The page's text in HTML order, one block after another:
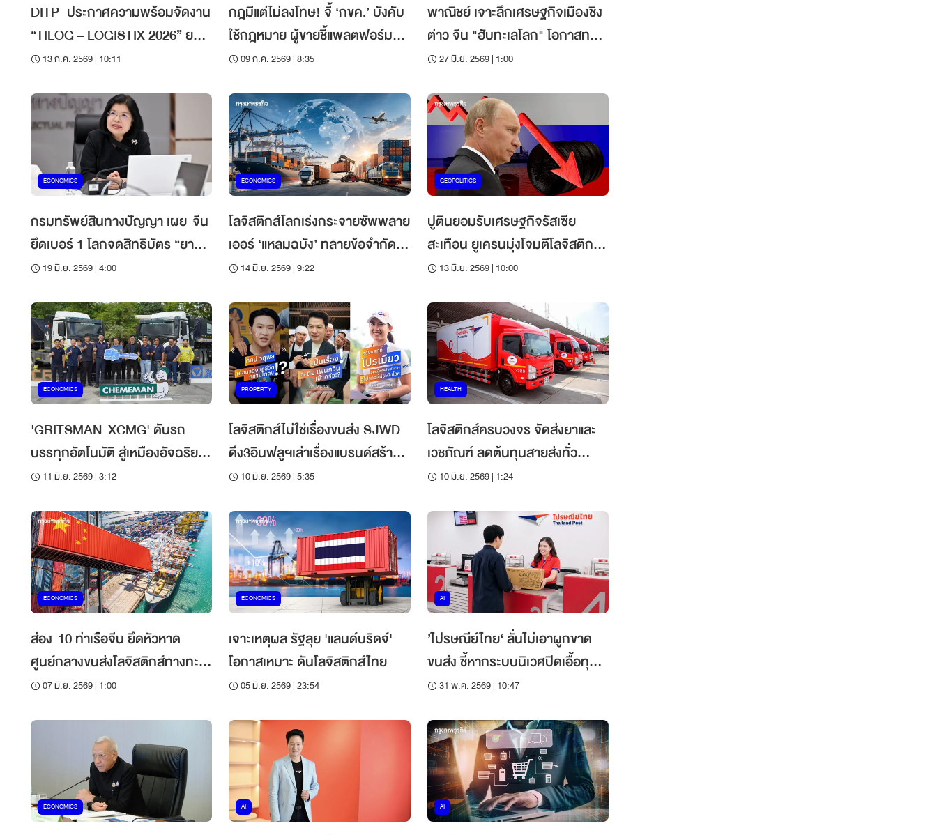
DITP ประกาศความพร้อมจัดงาน
“TILOG – LOGISTIX 2026” ยก
ระดับการขนส่งสินค้าให้ธุรกิจไทย
13 ก.ค. 2569 | 10:11
กฎมีแต่ไม่ลงโทษ! จี้ ‘กขค.’ บังคับ
ใช้กฎหมาย ผู้ขายชี้แพลตฟอร์มยัง
ผูกขาดขนส่ง
09 ก.ค. 2569 | 8:35
พาณิชย์ เจาะลึกเศรษฐกิจเมืองชิง
ต่าว จีน "ฮับทะเลโลก" โอกาสทอง
3 ธุรกิจไทย
27 มิ.ย. 2569 | 1:00
ECONOMICS
กรมทรัพย์สินทางปัญญา เผย จีน
ยึดเบอร์ 1 โลกจดสิทธิบัตร “ยาน
ยนต์ และโลจิสติกส์อัจฉริยะ”
19 มิ.ย. 2569 | 4:00
ECONOMICS
โลจิสติกส์โลกเร่งกระจายซัพพลาย
เออร์ ‘แหลมฉบัง’ ทลายข้อจำกัดสู่
มาตรฐานสากล
14 มิ.ย. 2569 | 9:22
GEOPOLITICS
ปูตินยอมรับเศรษฐกิจรัสเซีย
สะเทือน ยูเครนมุ่งโจมตีโลจิสติกส์-
ยึดพื้นที่คืน
13 มิ.ย. 2569 | 10:00
ECONOMICS
'GRITSMAN-XCMG' ดันรถ
บรรทุกอัตโนมัติ สู่เหมืองอัจฉริยะ-
โลจิสติกส์ยุคใหม่
11 มิ.ย. 2569 | 3:12
PROPERTY
โลจิสติกส์ไม่ใช่เรื่องขนส่ง SJWD
ดึง3อินฟลูฯเล่าเรื่องแบรนด์สร้าง
ความเชื่อมั่น
10 มิ.ย. 2569 | 5:35
HEALTH
โลจิสติกส์ครบวงจร จัดส่งยาและ
เวชภัณฑ์ ลดต้นทุนสายส่งทั่ว
ประเทศ
10 มิ.ย. 2569 | 1:24
ECONOMICS
ส่อง 10 ท่าเรือจีน ยึดหัวหาด
ศูนย์กลางขนส่งโลจิสติกส์ทางทะเล
โลก07 มิ.ย. 2569 | 1:00
ECONOMICS
เจาะเหตุผล รัฐลุย 'แลนด์บริดจ์'
โอกาสเหมาะ ดันโลจิสติกส์ไทย
05 มิ.ย. 2569 | 23:54
AI
’ไปรษณีย์ไทย‘ ลั่นไม่เอาผูกขาด
ขนส่ง ชี้หากระบบนิเวศปิดเอื้อทุน
ใหญ่บีบ SME
31 พ.ค. 2569 | 10:47
ECONOMICS AI AI